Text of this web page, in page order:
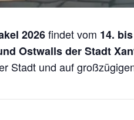
2026findet vom 14.
Ostwalls der Stadt
Stadt und auf